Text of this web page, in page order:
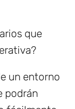
que
un entorno
podrán